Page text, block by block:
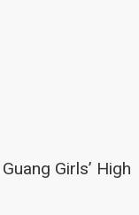
Girls’ High